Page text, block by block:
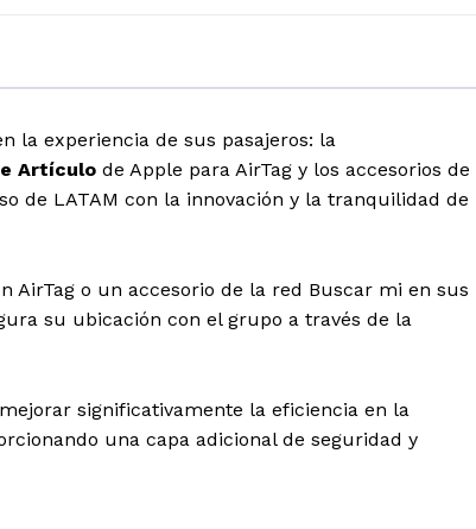
la experiencia de sus pasajeros: la
Artículo de Apple para AirTag y los accesorios de
de LATAM con la innovación y la tranquilidad de
AirTag o un accesorio de la red Buscar mi en sus
su ubicación con el grupo a través de la
significativamente la eficiencia en la
una capa adicional de seguridad y